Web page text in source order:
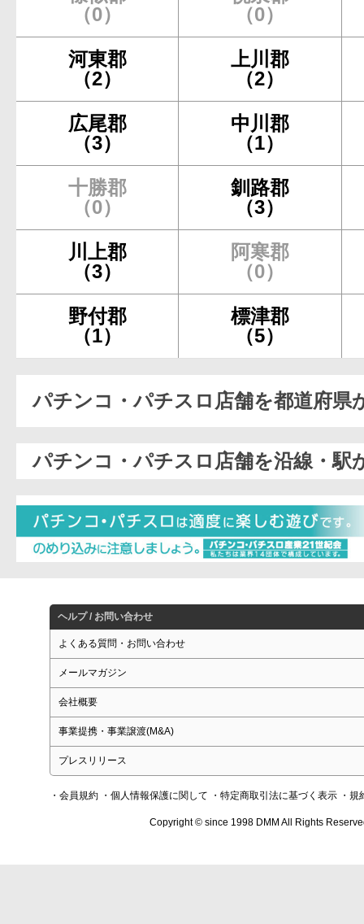
（0）
（0）
河東郡
（2）
上川郡
（2）
広尾郡
（3）
中川郡
（1）
十勝郡
（0）
釧路郡
（3）
川上郡
（3）
阿寒郡
（0）
野付郡
（1）
標津郡
（5）
パチンコ・パチスロ店舗を都道府県
パチンコ・パチスロ店舗を沿線・駅
ヘルプ / お問い合わせ
よくある質問・お問い合わせ
メールマガジン
会社概要
事業提携・事業譲渡(M&A)
プレスリリース
・会員規約 ・個人情報保護に関して ・特定商取引法に基づく表示 ・規
Copyright © since 1998 DMM All Rights